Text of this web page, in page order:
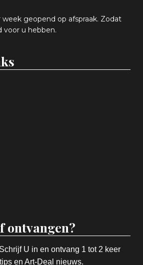
geopend op afspraak. Zodat
voor u hebben.
ontvangen?
U in en ontvang 1 tot 2 keer
en Art-Deal nieuws.